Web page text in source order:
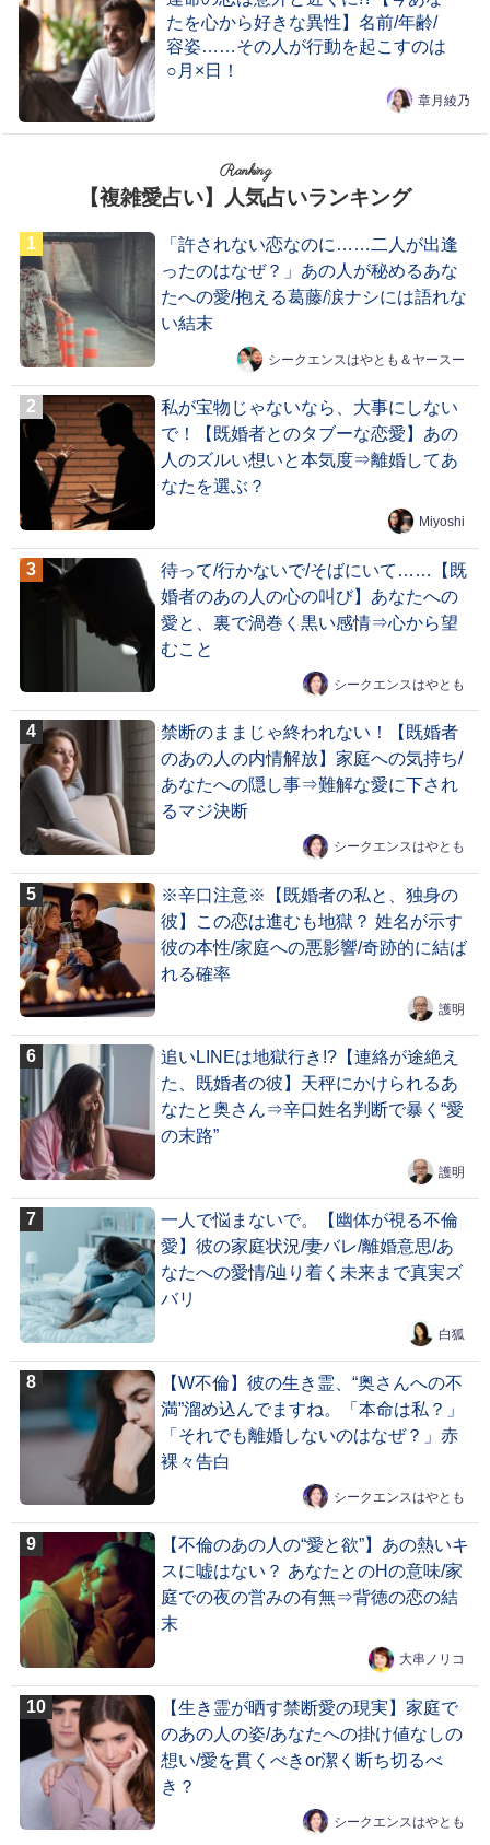
たを心から好きな異性】名前/年齢/
容姿……その人が行動を起こすのは
○月×日！
章月綾乃
Ranking
【複雑愛占い】人気占いランキング
「許されない恋なのに……二人が出逢
ったのはなぜ？」あの人が秘めるあな
たへの愛/抱える葛藤/涙ナシには語れな
い結末
シークエンスはやとも＆ヤースー
私が宝物じゃないなら、大事にしない
で！【既婚者とのタブーな恋愛】あの
人のズルい想いと本気度⇒離婚してあ
なたを選ぶ？
Miyoshi
待って/行かないで/そばにいて……【既
婚者のあの人の心の叫び】あなたへの
愛と、裏で渦巻く黒い感情⇒心から望
むこと
シークエンスはやとも
禁断のままじゃ終われない！【既婚者
のあの人の内情解放】家庭への気持ち/
あなたへの隠し事⇒難解な愛に下され
るマジ決断
シークエンスはやとも
※辛口注意※【既婚者の私と、独身の
彼】この恋は進むも地獄？ 姓名が示す
彼の本性/家庭への悪影響/奇跡的に結ば
れる確率
護明
追いLINEは地獄行き!?【連絡が途絶え
た、既婚者の彼】天秤にかけられるあ
なたと奥さん⇒辛口姓名判断で暴く“愛
の末路”
護明
一人で悩まないで。【幽体が視る不倫
愛】彼の家庭状況/妻バレ/離婚意思/あ
なたへの愛情/辿り着く未来まで真実ズ
バリ
白狐
【W不倫】彼の生き霊、“奥さんへの不
満”溜め込んでますね。「本命は私？」
「それでも離婚しないのはなぜ？」赤
裸々告白
シークエンスはやとも
【不倫のあの人の“愛と欲”】あの熱いキ
スに嘘はない？ あなたとのHの意味/家
庭での夜の営みの有無⇒背徳の恋の結
末
大串ノリコ
【生き霊が晒す禁断愛の現実】家庭で
のあの人の姿/あなたへの掛け値なしの
想い/愛を貫くべきor潔く断ち切るべ
き？
シークエンスはやとも